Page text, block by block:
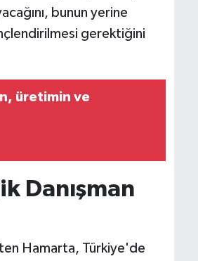
bunun yerine
gerektiğini
üretimin ve
Danışman
Hamarta, Türkiye'de